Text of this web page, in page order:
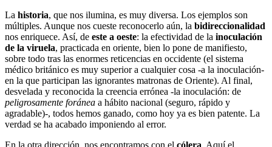
La historia, que nos ilumina, es muy diversa. Los ejemplos son
múltiples. Aunque nos cueste reconocerlo aún, la bidireccionalidad
nos enriquece. Así, de este a oeste: la efectividad de la inoculación
de la viruela, practicada en oriente, bien lo pone de manifiesto,
sobre todo tras las enormes reticencias en occidente (el sistema
médico británico es muy superior a cualquier cosa -a la inoculación-
en la que participan las ignorantes matronas de Oriente). Al final,
desvelada y reconocida la creencia errónea -la inoculación: de
peligrosamente foránea a hábito nacional (seguro, rápido y
agradable)-, todos hemos ganado, como hoy ya es bien patente. La
verdad se ha acabado imponiendo al error.
En la otra dirección, nos encontramos con el cólera . Aquí el